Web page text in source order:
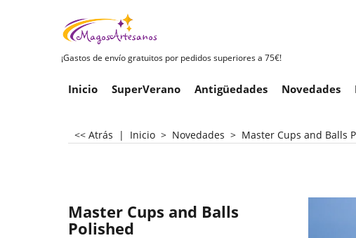
¡Gastos de envío gratuitos por pedidos superiores a 75€!
Inicio SuperVerano Antigüedades Novedades
<< Atrás | Inicio > Novedades > Master Cups and Balls
Master Cups and Balls
Polished